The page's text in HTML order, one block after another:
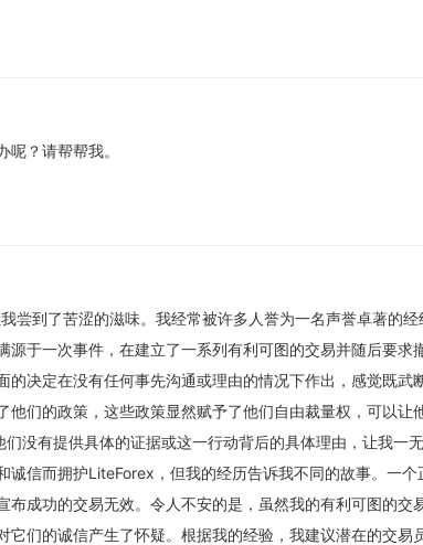
？请帮帮我。
尝到了苦涩的滋味。我经常被许多人誉为一名声誉卓著的经
于一次事件，在建立了一系列有利可图的交易并随后要求
决定在没有任何事先沟通或理由的情况下作出，感觉既武
们的政策，这些政策显然赋予了他们自由裁量权，可以让
没有提供具体的证据或这一行动背后的具体理由，让我一
信而拥护LiteForex，但我的经历告诉我不同的故事。一个
成功的交易无效。令人不安的是，虽然我的有利可图的交
们的诚信产生了怀疑。根据我的经验，我建议潜在的交易